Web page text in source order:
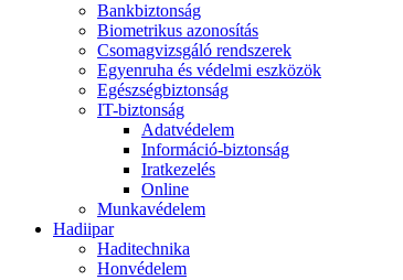
Bankbiztonság
Biometrikus azonosítás
Csomagvizsgáló rendszerek
Egyenruha és védelmi eszközök
Egészségbiztonság
IT-biztonság
Adatvédelem
Információ-biztonság
Iratkezelés
Online
Munkavédelem
Hadiipar
Haditechnika
Honvédelem